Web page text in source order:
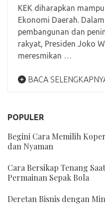
KEK diharapkan
Ekonomi Daerah.
pembangunan dan
rakyat, Presiden Joko
meresmikan …
BACA
POPULER
Begini Cara Memilih
dan Nyaman
Cara Bersikap Tenang
Permainan Sepak Bola
Deretan Bisnis dengan